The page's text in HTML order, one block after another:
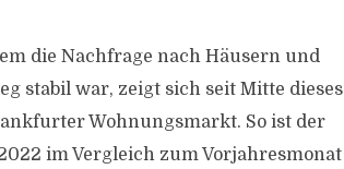
die Nachfrage nach Häusern und
stabil war, zeigt sich seit Mitte dieses
Wohnungsmarkt. So ist der
im Vergleich zum Vorjahresmonat